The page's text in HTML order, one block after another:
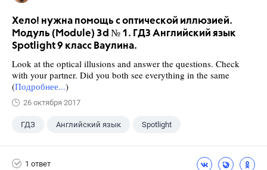
Хело! нужна помощь с оптической иллюзией.
Модуль (Module) 3d № 1. ГДЗ Английский язык
Spotlight 9 класс Ваулина.
Look at the optical illusions and answer the questions. Check
with your partner. Did you both see everything in the same
(Подробнее...)
26 октября 2017
ГДЗ Английский язык Spotlight
1 ответ